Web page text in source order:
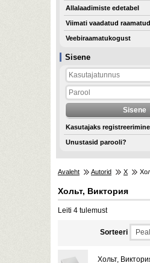
Sisene
Kasutajaks registreerimine
Unustasid parooli?
Allalaadimiste edetabel
Viimati vaadatud raamatud
Veebiraamatukogust
Avaleht Autorid Х
Хольт, Виктория
Leiti 4 tulemust
Sorteeri
Хольт,